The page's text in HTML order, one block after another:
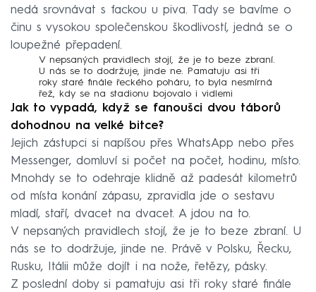
nedá srovnávat s fackou u piva. Tady se bavíme o
činu s vysokou společenskou škodlivostí, jedná se o
loupežné přepadení.
V nepsaných pravidlech stojí, že je to beze zbraní.
U nás se to dodržuje, jinde ne. Pamatuju asi tři
roky staré finále řeckého poháru, to byla nesmírná
řež, kdy se na stadionu bojovalo i vidlemi
Jak to vypadá, když se fanoušci dvou táborů
dohodnou na velké bitce?
Jejich zástupci si napíšou přes WhatsApp nebo přes
Messenger, domluví si počet na počet, hodinu, místo.
Mnohdy se to odehraje klidně až padesát kilometrů
od místa konání zápasu, zpravidla jde o sestavu
mladí, staří, dvacet na dvacet. A jdou na to.
V nepsaných pravidlech stojí, že je to beze zbraní. U
nás se to dodržuje, jinde ne. Právě v Polsku, Řecku,
Rusku, Itálii může dojít i na nože, řetězy, pásky.
Z poslední doby si pamatuju asi tři roky staré finále